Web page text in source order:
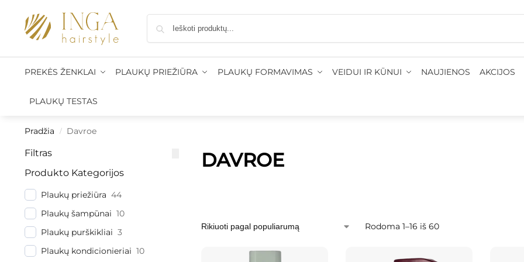
į paštomatus nuo 50 €, kurjeriu į namus nuo 100 €
PREKĖS ŽENKLAI PLAUKŲ PRIEŽIŪRA PLAUKŲ FORMAVIMAS VEIDUI IR KŪNUI NAUJIENOS AKCIJOS
PLAUKŲ TESTAS
Pradžia / Davroe
DAVROE
Rodoma 1–16 iš 60
Filtras
Produkto Kategorijos
Plaukų priežiūra 44
Plaukų šampūnai 10
Plaukų purškikliai 3
Plaukų kondicionieriai 10